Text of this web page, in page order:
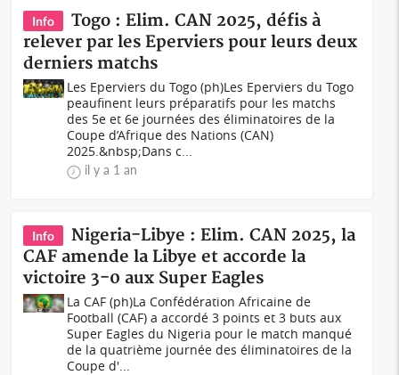
Info
Togo : Elim. CAN 2025, défis à
relever par les Eperviers pour leurs deux
derniers matchs
Les Eperviers du Togo (ph)Les Eperviers du Togo
peaufinent leurs préparatifs pour les matchs
des 5e et 6e journées des éliminatoires de la
Coupe d’Afrique des Nations (CAN)
2025.&nbsp;Dans c...
il y a 1 an
Info
Nigeria-Libye : Elim. CAN 2025, la
CAF amende la Libye et accorde la
victoire 3-0 aux Super Eagles
La CAF (ph)La Confédération Africaine de
Football (CAF) a accordé 3 points et 3 buts aux
Super Eagles du Nigeria pour le match manqué
de la quatrième journée des éliminatoires de la
Coupe d'...